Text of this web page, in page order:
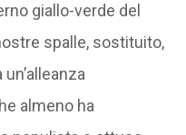
giallo-verde del
spalle, sostituito,
almeno ha